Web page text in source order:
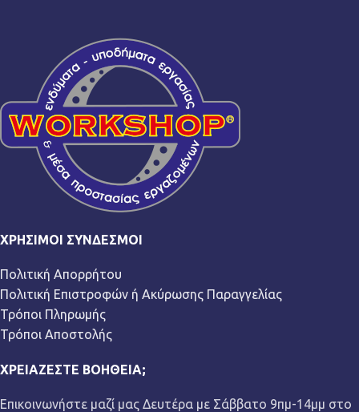
ΧΡΉΣΙΜΟΙ ΣΎΝΔΕΣΜΟΙ
Πολιτική Απορρήτου
Πολιτική Επιστροφών ή Ακύρωσης Παραγγελίας
Τρόποι Πληρωμής
Τρόποι Αποστολής
ΧΡΕΙΆΖΕΣΤΕ ΒΟΉΘΕΙΑ;
Επικοινωνήστε μαζί μας Δευτέρα με Σάββατο 9πμ-14μμ στο